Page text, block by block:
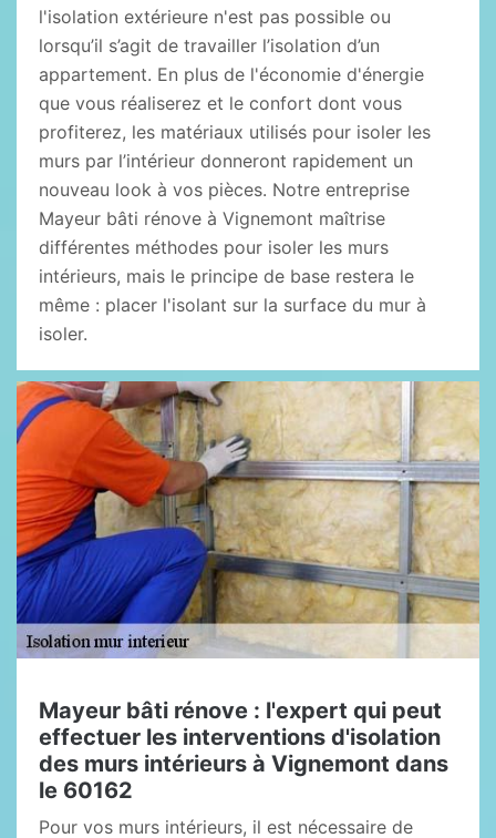
l'isolation extérieure n'est pas possible ou
lorsqu’il s’agit de travailler l’isolation d’un
appartement. En plus de l'économie d'énergie
que vous réaliserez et le confort dont vous
profiterez, les matériaux utilisés pour isoler les
murs par l’intérieur donneront rapidement un
nouveau look à vos pièces. Notre entreprise
Mayeur bâti rénove à Vignemont maîtrise
différentes méthodes pour isoler les murs
intérieurs, mais le principe de base restera le
même : placer l'isolant sur la surface du mur à
isoler.
Mayeur bâti rénove : l'expert qui peut
effectuer les interventions d'isolation
des murs intérieurs à Vignemont dans
le 60162
Pour vos murs intérieurs, il est nécessaire de